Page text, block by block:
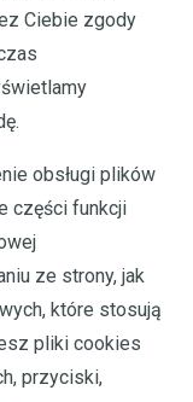
Ciebie zgody
obsługi plików
części funkcji
ze strony, jak
które stosują
pliki cookies
przyciski,